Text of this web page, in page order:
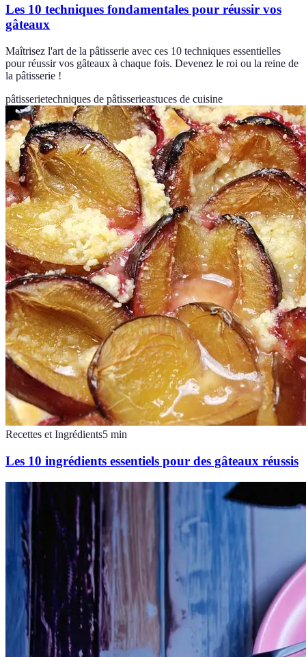
Les 10 techniques fondamentales pour réussir vos
gâteaux
Maîtrisez l'art de la pâtisserie avec ces 10 techniques essentielles
pour réussir vos gâteaux à chaque fois. Devenez le roi ou la reine de
la pâtisserie !
pâtisserietechniques de pâtisserieastuces de cuisine
Recettes et Ingrédients5 min
Les 10 ingrédients essentiels pour des gâteaux réussis